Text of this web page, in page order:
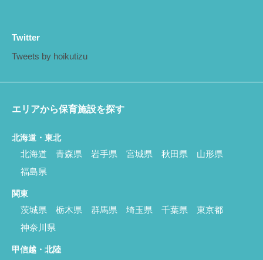
Twitter
Tweets by hoikutizu
エリアから保育施設を探す
北海道・東北
北海道 青森県 岩手県 宮城県 秋田県
山形県
福島県
関東
茨城県 栃木県 群馬県 埼玉県 千葉県
東京都
神奈川県
甲信越・北陸